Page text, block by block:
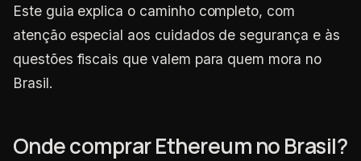
Este guia explica o caminho completo, com
atenção especial aos cuidados de segurança e às
questões fiscais que valem para quem mora no
Brasil.
Onde comprar Ethereum no Brasil?